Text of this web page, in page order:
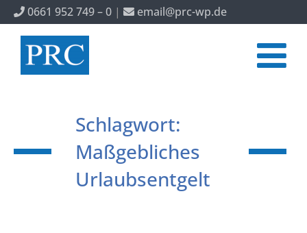
0661 952 749 – 0 | email@prc-wp.de
Schlagwort:
Maßgebliches
Urlaubsentgelt